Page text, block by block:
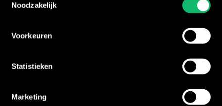
Noodzakelijk
Voorkeuren
Statistieken
Marketing
YouTube
Google
_gcl_ls Google